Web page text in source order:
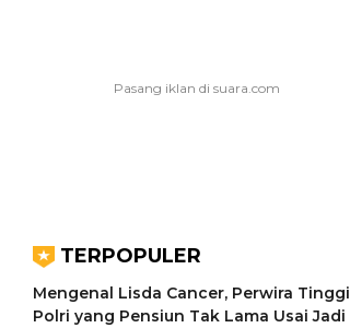
TERPOPULER
Mengenal Lisda Cancer, Perwira Tinggi
Polri yang Pensiun Tak Lama Usai Jadi